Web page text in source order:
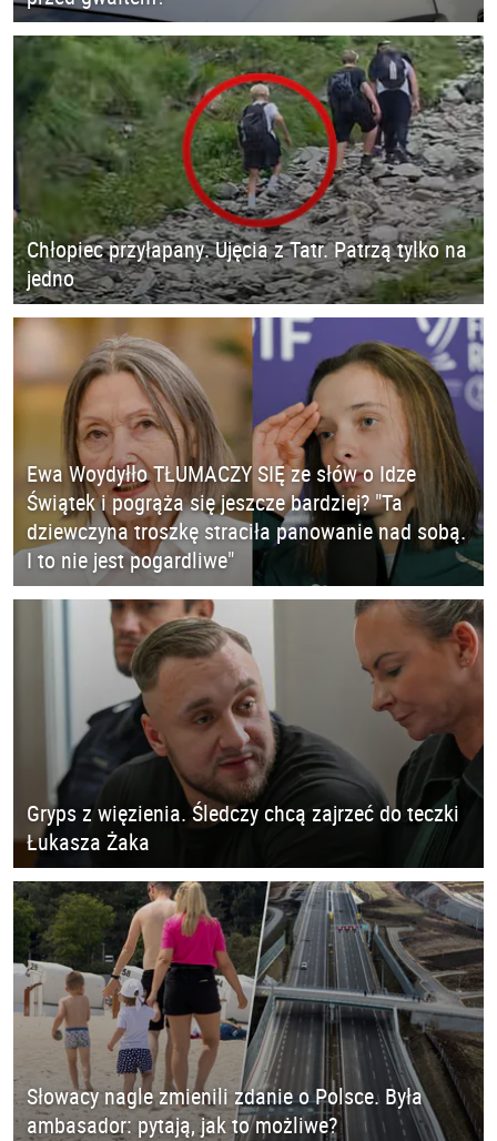
Chłopiec przyłapany. Ujęcia z Tatr. Patrzą tylko na
jedno
Ewa Woydyłło TŁUMACZY SIĘ ze słów o Idze
Świątek i pogrąża się jeszcze bardziej? "Ta
dziewczyna troszkę straciła panowanie nad sobą.
I to nie jest pogardliwe"
Gryps z więzienia. Śledczy chcą zajrzeć do teczki
Łukasza Żaka
Słowacy nagle zmienili zdanie o Polsce. Była
ambasador: pytają, jak to możliwe?